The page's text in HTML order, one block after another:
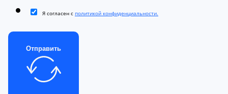
Я согласен с политикой конфиденциальности.
Отправить